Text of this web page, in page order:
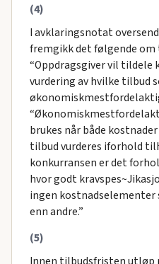
(4)
I avklaringsnotat
fremgikk det følgende
“Oppdragsgiver vil
vurdering av hvilke tilbud
brukes når både
tilbud vurderes iforhold
konkurransen er det
hvor godt
ingen
enn andre.”
(5)